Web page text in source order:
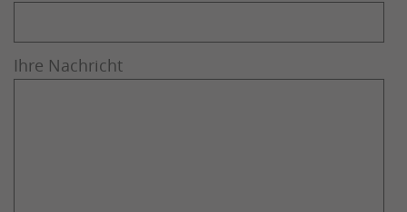
Ihre Nachricht